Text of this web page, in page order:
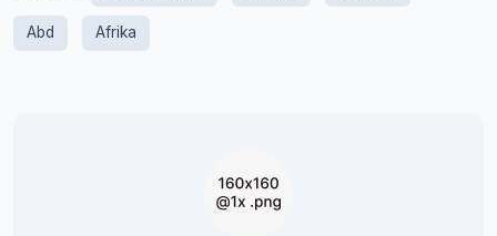
Abd Afrika